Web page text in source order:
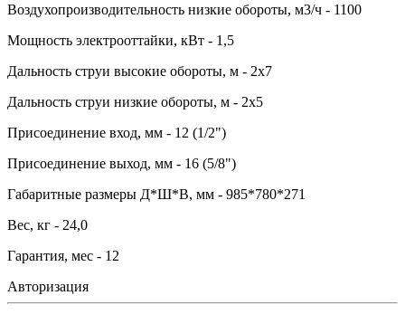
Воздухопроизводительность низкие обороты, м3/ч - 1100
Мощность электрооттайки, кВт - 1,5
Дальность струи высокие обороты, м - 2x7
Дальность струи низкие обороты, м - 2x5
Присоединение вход, мм - 12 (1/2")
Присоединение выход, мм - 16 (5/8")
Габаритные размеры Д*Ш*В, мм - 985*780*271
Вес, кг - 24,0
Гарантия, мес - 12
Авторизация